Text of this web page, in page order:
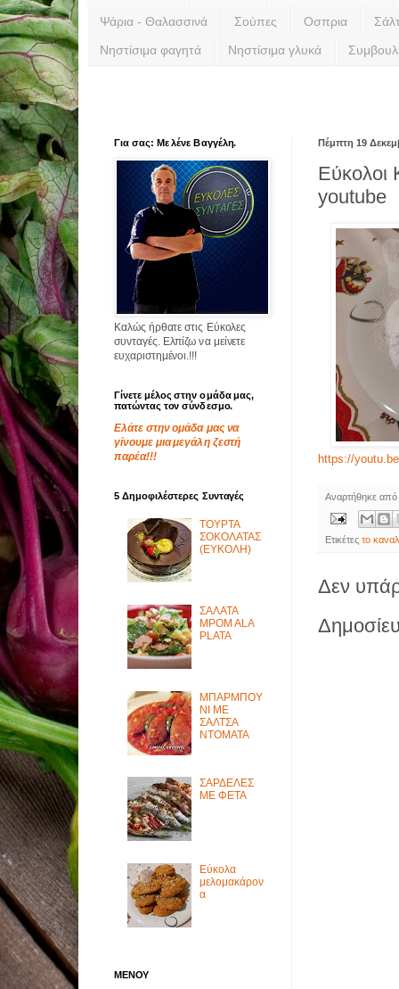
Ψάρια - Θαλασσινά Σούπες Οσπρια
Νηστίσιμα φαγητά Νηστίσιμα γλυκά
Πέμπτη 19
Εύκολοι
youtube
https://
Αναρτήθηκε
Ετικέτεςτο
Δεν
Για σας: Με λένε Βαγγέλη.
Καλώς ήρθατε στις Εύκολες
συνταγές. Ελπίζω να μείνετε
ευχαριστημένοι.!!!
Γίνετε μέλος στην ομάδα μας,
πατώντας τον σύνδεσμο.
Ελάτε στην ομάδα μας να
γίνουμε μια μεγάλη ζεστή
παρέα!!!
5 Δημοφιλέστερες Συνταγές
ΤΟΥΡΤΑ
ΣΟΚΟΛΑΤΑΣ
(ΕΥΚΟΛΗ)
ΣΑΛΑΤΑ
MPOM ALA
PLATA
ΜΠΑΡΜΠΟΥ
ΝΙ ΜΕ
ΣΑΛΤΣΑ
ΝΤΟΜΑΤΑ
ΣΑΡΔΕΛΕΣ
ΜΕ ΦΕΤΑ
Εύκολα
μελομακάρον
α
ΜΕΝΟΥ